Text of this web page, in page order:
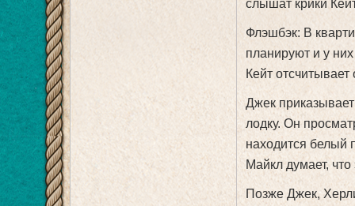
слышат крики
Флэшбэк: В
планируют и у
Кейт
Джек приказывает
лодку. Он
находится белый
Майкл думает,
Позже Джек,